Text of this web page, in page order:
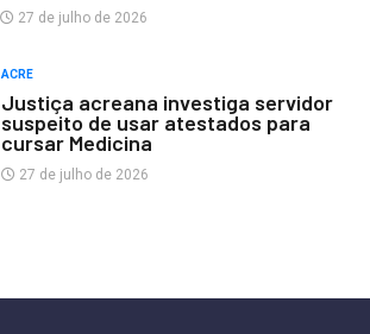
27 de julho de 2026
ACRE
Justiça acreana investiga servidor
suspeito de usar atestados para
cursar Medicina
27 de julho de 2026